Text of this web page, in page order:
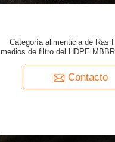
Categoría alimenticia de Ras
medios de filtro del HDPE
Contacto